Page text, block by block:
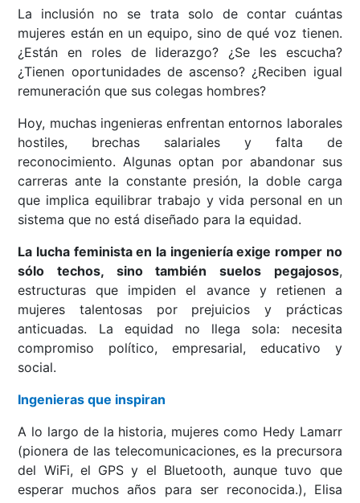
La inclusión no se trata solo de contar cuántas
mujeres están en un equipo, sino de qué voz tienen.
¿Están en roles de liderazgo? ¿Se les escucha?
¿Tienen oportunidades de ascenso? ¿Reciben igual
remuneración que sus colegas hombres?
Hoy, muchas ingenieras enfrentan entornos laborales
hostiles, brechas salariales y falta de
reconocimiento. Algunas optan por abandonar sus
carreras ante la constante presión, la doble carga
que implica equilibrar trabajo y vida personal en un
sistema que no está diseñado para la equidad.
La lucha feminista en la ingeniería exige romper no
sólo techos, sino también suelos pegajosos,
estructuras que impiden el avance y retienen a
mujeres talentosas por prejuicios y prácticas
anticuadas. La equidad no llega sola: necesita
compromiso político, empresarial, educativo y
social.
Ingenieras que inspiran
A lo largo de la historia, mujeres como Hedy Lamarr
(pionera de las telecomunicaciones, es la precursora
del WiFi, el GPS y el Bluetooth, aunque tuvo que
esperar muchos años para ser reconocida.), Elisa